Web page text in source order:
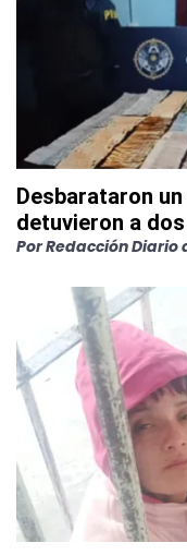
Desbarataron
detuvieron a
PorRedacción Diario